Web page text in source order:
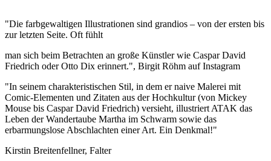
"Die farbgewaltigen Illustrationen sind grandios – von der ersten bis
zur letzten Seite. Oft fühlt
man sich beim Betrachten an große Künstler wie Caspar David
Friedrich oder Otto Dix erinnert.", Birgit Röhm auf Instagram
"In seinem charakteristischen Stil, in dem er naive Malerei mit
Comic-Elementen und Zitaten aus der Hochkultur (von Mickey
Mouse bis Caspar David Friedrich) versieht, illustriert ATAK das
Leben der Wandertaube Martha im Schwarm sowie das
erbarmungslose Abschlachten einer Art. Ein Denkmal!"
Kirstin Breitenfellner, Falter